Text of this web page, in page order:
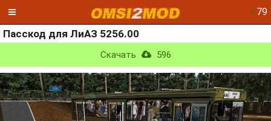
• 79
Пасскод для ЛиАЗ 5256.00
Скачать 596